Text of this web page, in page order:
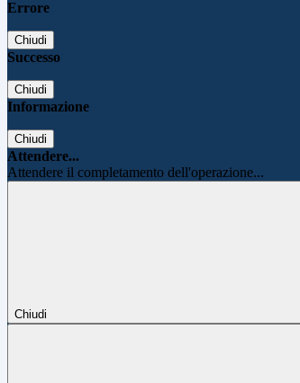
Errore
Chiudi
Successo
Chiudi
Informazione
Chiudi
Attendere...
Attendere il completamento dell'operazione...
Chiudi